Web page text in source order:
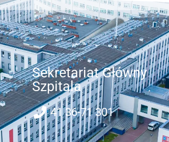
Sekretariat Główny
Szpitala
41 36-71 301